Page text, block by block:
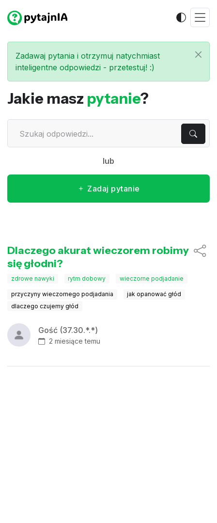
Zadawaj pytania i otrzymuj natychmiast
inteligentne odpowiedzi - przetestuj! :)
Jakie masz pytanie?
lub
Zadaj pytanie
Dlaczego akurat wieczorem robimy
się głodni?
zdrowe nawyki rytm dobowy wieczorne podjadanie
przyczyny wieczornego podjadania
jak opanować głód
dlaczego czujemy głód
Gość (37.30.*.*)
2 miesiące temu